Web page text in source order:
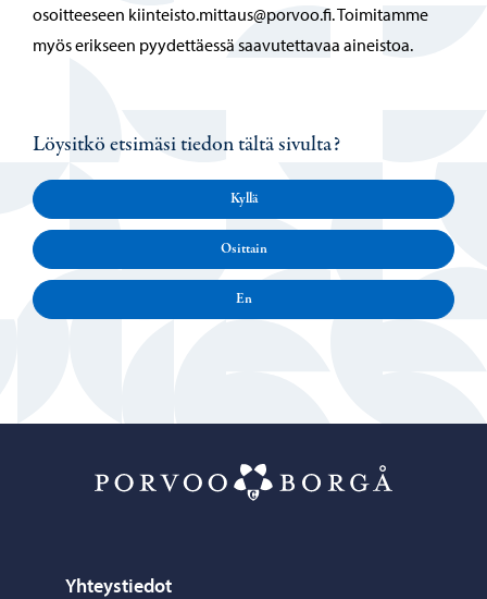
osoitteeseen kiinteisto.mittaus@porvoo.fi. Toimitamme
myös erikseen pyydettäessä saavutettavaa aineistoa.
Löysitkö etsimäsi tiedon tältä sivulta?
Kyllä
Osittain
En
Yhteystiedot